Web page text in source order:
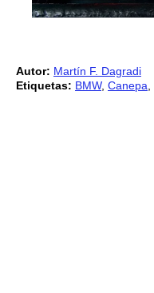
Autor: Martín F. Dagradi
Etiquetas: BMW, Canepa